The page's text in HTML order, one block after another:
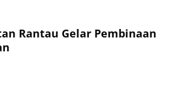
Rantau Gelar Pembinaan